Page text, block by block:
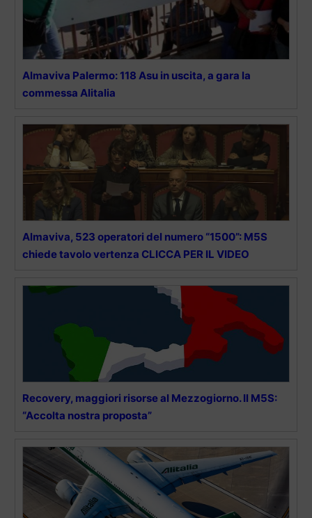
Almaviva Palermo: 118 Asu in uscita, a gara la
commessa Alitalia
Almaviva, 523 operatori del numero “1500”: M5S
chiede tavolo vertenza CLICCA PER IL VIDEO
Recovery, maggiori risorse al Mezzogiorno. Il M5S:
“Accolta nostra proposta”